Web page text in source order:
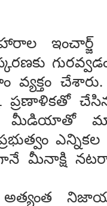
వ్యక్తం
ప్రణాళికతో
మీడియాతో
మీనాక్షి